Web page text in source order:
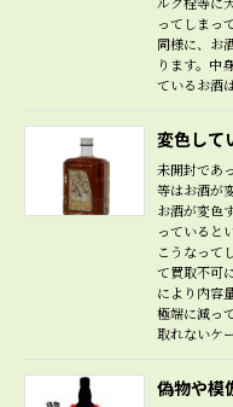
ってしまっ
同様に、お
ります。中
ているお酒
変色して
未開封であ
等はお酒が
お酒が変色
っていると
こうなって
て買取不可
により内容
極端に減っ
取れないケ
偽物や模